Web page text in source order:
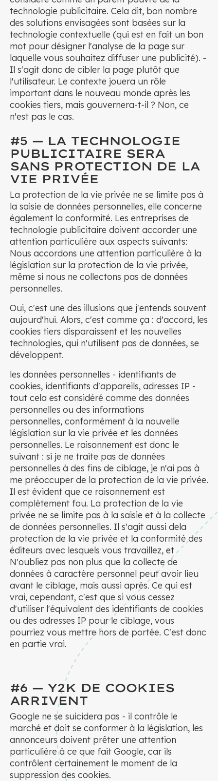
technologie publicitaire. Cela dit, bon nombre
des solutions envisagées sont basées sur la
technologie contextuelle (qui est en fait un bon
mot pour désigner l'analyse de la page sur
laquelle vous souhaitez diffuser une publicité). -
Il s'agit donc de cibler la page plutôt que
l'utilisateur. Le contexte jouera un rôle
important dans le nouveau monde après les
cookies tiers, mais gouvernera-t-il ? Non, ce
n'est pas le cas.
#5 — LA TECHNOLOGIE
PUBLICITAIRE SERA
SANS PROTECTION DE LA
VIE PRIVÉE
La protection de la vie privée ne se limite pas à
la saisie de données personnelles, elle concerne
également la conformité. Les entreprises de
technologie publicitaire doivent accorder une
attention particulière aux aspects suivants:
Nous accordons une attention particulière à la
législation sur la protection de la vie privée,
même si nous ne collectons pas de données
personnelles.
Oui, c'est une des illusions que j'entends souvent
aujourd'hui. Alors, c'est comme ça : d'accord, les
cookies tiers disparaissent et les nouvelles
technologies, qui n'utilisent pas de données, se
développent.
les données personnelles - identifiants de
cookies, identifiants d'appareils, adresses IP -
tout cela est considéré comme des données
personnelles ou des informations
personnelles, conformément à la nouvelle
législation sur la vie privée et les données
personnelles. Le raisonnement est donc le
suivant : si je ne traite pas de données
personnelles à des fins de ciblage, je n'ai pas à
me préoccuper de la protection de la vie privée.
Il est évident que ce raisonnement est
complètement fou. La protection de la vie
privée ne se limite pas à la saisie et à la collecte
de données personnelles. Il s'agit aussi dela
protection de la vie privée et la conformité des
éditeurs avec lesquels vous travaillez, et
N'oubliez pas non plus que la collecte de
données à caractère personnel peut avoir lieu
avant le ciblage, mais aussi après. Ce qui est
vrai, cependant, c'est que si vous cessez
d'utiliser l'équivalent des identifiants de cookies
ou des adresses IP pour le ciblage, vous
pourriez vous mettre hors de portée. C'est donc
en partie vrai.
#6 — Y2K DE COOKIES
ARRIVENT
Google ne se suicidera pas - il contrôle le
marché et doit se conformer à la législation, les
annonceurs doivent prêter une attention
particulière à ce que fait Google, car ils
contrôlent certainement le moment de la
suppression des cookies.